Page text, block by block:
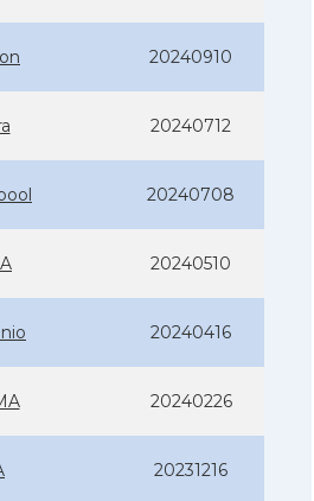
20240910
20240712
20240708
20240510
20240416
20240226
20231216